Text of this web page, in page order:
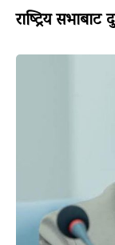
राष्ट्रिय